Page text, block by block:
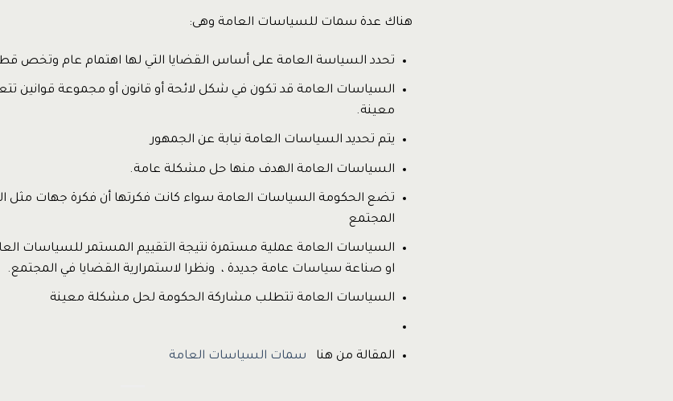
هناك عدة سمات للسياسات العامة وهى:
تحدد السياسة العامة على أساس القضايا التي لها اهتمام عام وتخص
السياسات العامة قد تكون في شكل لائحة أو قانون أو مجموعة قوانين
معينة.
يتم تحديد السياسات العامة نيابة عن الجمهور
السياسات العامة الهدف منها حل مشكلة عامة.
تضع الحكومة السياسات العامة سواء كانت فكرتها أن فكرة جهات مثل
المجتمع
السياسات العامة عملية مستمرة نتيجة التقييم المستمر للسياسات
او صناعة سياسات عامة جديدة ، ونظرا لاستمرارية القضايا في المجتمع.
السياسات العامة تتطلب مشاركة الحكومة لحل مشكلة معينة
المقالة من هنا سمات السياسات العامة